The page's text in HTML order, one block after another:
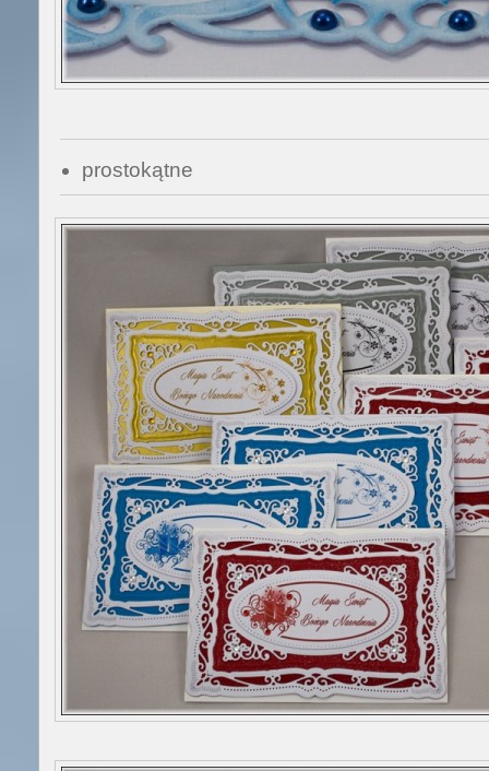
prostokątne